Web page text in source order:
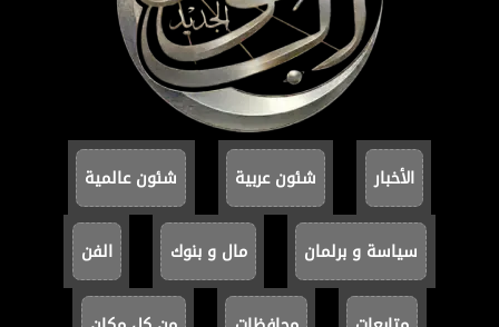
الأخبار شئون عربية شئون عالمية
سياسة و برلمان مال و بنوك الفن